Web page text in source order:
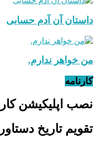
داستان آن آدم حسابی
من خواهر ندارم.
کارنامه
نصب اپلیکیشن
تقویم تاریخ